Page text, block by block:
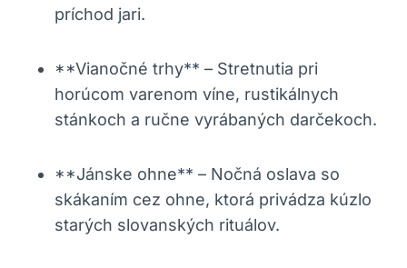
príchod jari.
**Vianočné trhy** – Stretnutia pri
horúcom varenom víne, rustikálnych
stánkoch a ručne vyrábaných darčekoch.
**Jánske ohne** – Nočná oslava so
skákaním cez ohne, ktorá privádza kúzlo
starých slovanských rituálov.